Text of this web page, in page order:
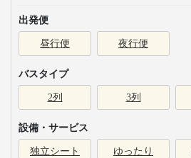
出発便
昼行便 夜行便
バスタイプ
2列 3列
設備・サービス
独立シート ゆったり